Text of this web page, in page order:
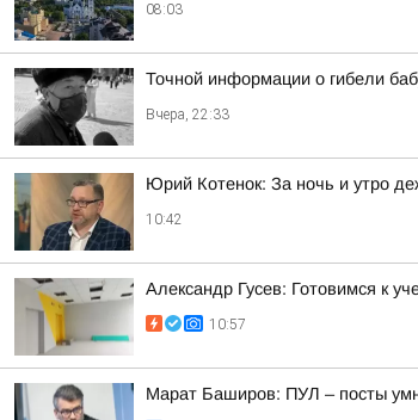
08:03
Точной информации о гибели
Вчера, 22:33
Юрий Котенок: За ночь и утро
10:42
Александр Гусев: Готовимся к
10:57
Марат Баширов: ПУЛ – посты